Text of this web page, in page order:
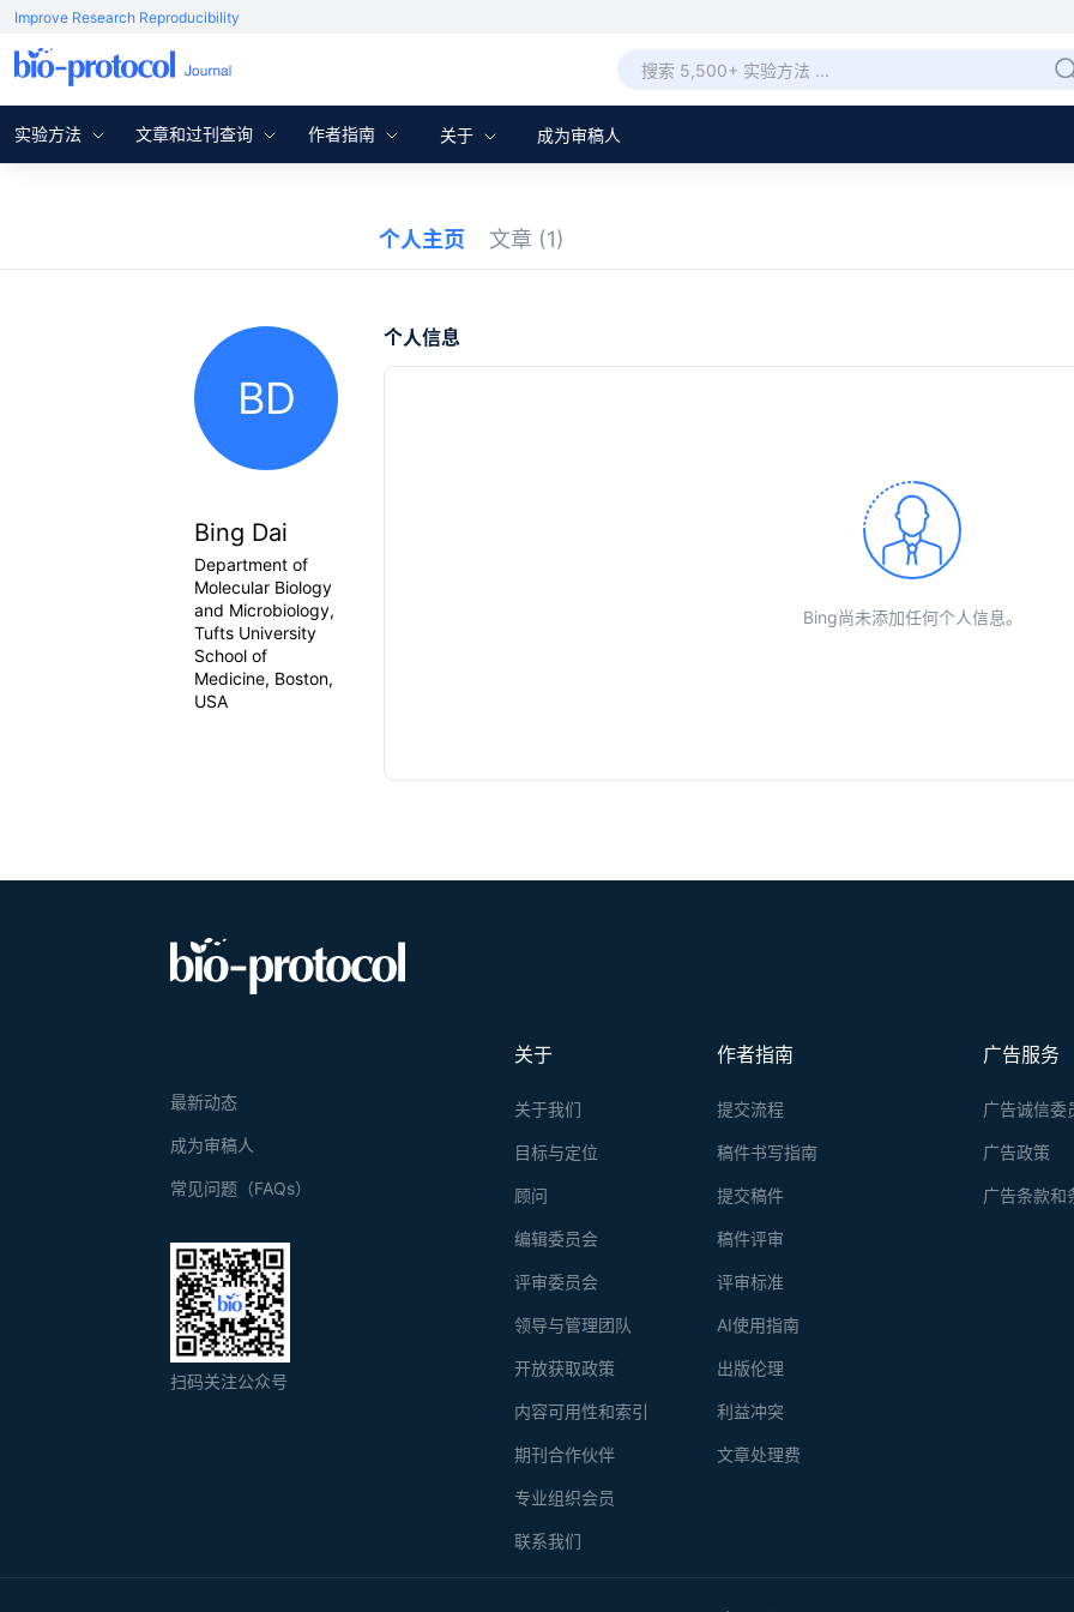
Improve Research Reproducibility
实验方法 文章和过刊查询 作者指南 关于 成为审稿人
个人主页 文章 (1)
BD
Bing Dai
Department of
Molecular Biology
and Microbiology,
Tufts University
School of
Medicine, Boston,
USA
个人信息
Bing尚未添加任何个人信息。
广告服务
广告诚信委
广告政策
广告条款和
作者指南
提交流程
稿件书写指南
提交稿件
稿件评审
评审标准
AI使用指南
出版伦理
利益冲突
文章处理费
关于
关于我们
目标与定位
顾问
编辑委员会
评审委员会
领导与管理团队
开放获取政策
内容可用性和索引
期刊合作伙伴
专业组织会员
联系我们
最新动态
成为审稿人
常见问题（FAQs）
扫码关注公众号